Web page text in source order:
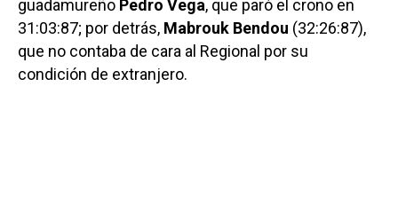
guadamureño Pedro Vega, que paró el crono en
31:03:87; por detrás, Mabrouk Bendou (32:26:87),
que no contaba de cara al Regional por su
condición de extranjero.